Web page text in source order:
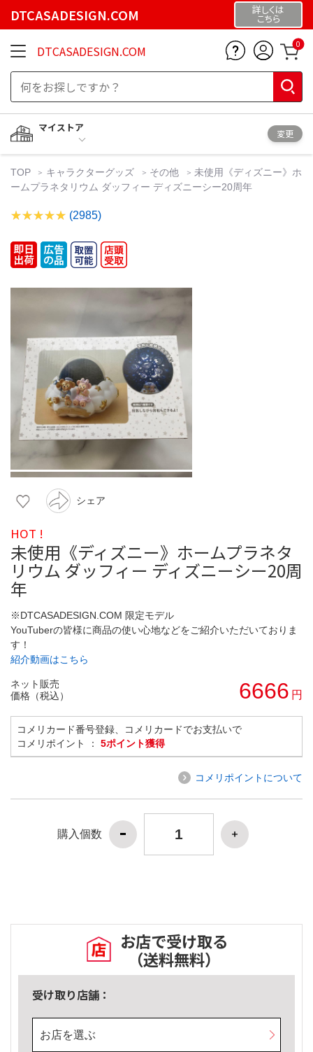
DTCASADESIGN.COM 詳しくは
こちら
DTCASADESIGN.COM 0
マイストア
変更
TOP キャラクターグッズ その他
未使用《ディズニー》ホ
ームプラネタリウム ダッフィー ディズニーシー20周年
(2985)
シェア
HOT !
未使用《ディズニー》ホームプラネタ
リウム ダッフィー ディズニーシー20周
年
※DTCASADESIGN.COM 限定モデル
YouTuberの皆様に商品の使い心地などをご紹介いただいておりま
す！
紹介動画はこちら
ネット販売
価格（税込）
6666 円
コメリカード番号登録、コメリカードでお支払いで
コメリポイント ： 5ポイント獲得
コメリポイントについて
購入個数
お店で受け取る
（送料無料）
受け取り店舗：
お店を選ぶ